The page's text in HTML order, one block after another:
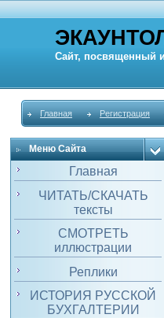
Сайт, посвященный
Главная Регистрация
Меню Сайта
Главная
ЧИТАТЬ/СКАЧАТЬ
тексты
СМОТРЕТЬ
иллюстрации
Реплики
ИСТОРИЯ РУССКОЙ
БУХГАЛТЕРИИ